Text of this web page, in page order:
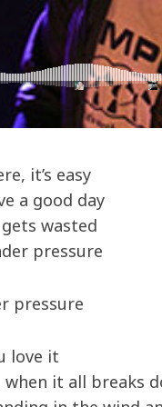
it’s easy
a good day
wasted
pressure
pressure
love it
it all breaks